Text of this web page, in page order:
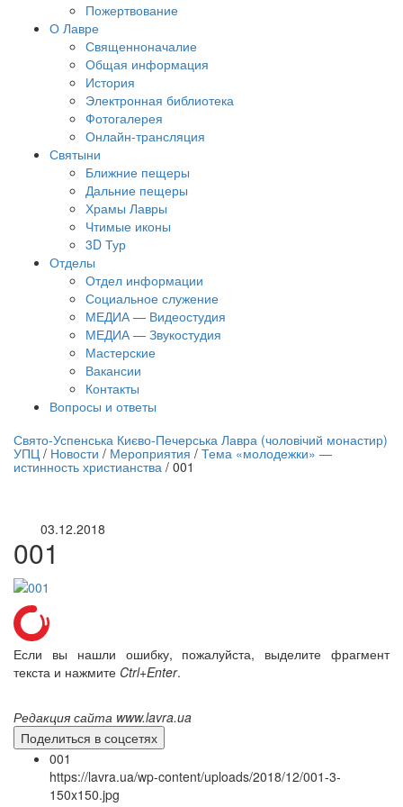
Пожертвование
О Лавре
Священноначалие
Общая информация
История
Электронная библиотека
Фотогалерея
Онлайн-трансляция
Святыни
Ближние пещеры
Дальние пещеры
Храмы Лавры
Чтимые иконы
3D Тур
Отделы
Отдел информации
Социальное служение
МЕДИА — Видеостудия
МЕДИА — Звукостудия
Мастерские
Вакансии
Контакты
Вопросы и ответы
трансляция | 12 сентября
трансляции
Свято-Успенська Києво-Печерська Лавра (чоловічий монастир)
УПЦ / Новости / Мероприятия / Тема «молодежки» —
истинность христианства / 001
03.12.2018
001
Если вы нашли ошибку, пожалуйста, выделите фрагмент
текста и нажмите Ctrl+Enter.
Редакция сайта www.lavra.ua
Поделиться в соцсетях
001
https://lavra.ua/wp-content/uploads/2018/12/001-3-
150x150.jpg